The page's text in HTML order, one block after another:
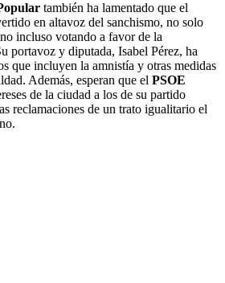
también ha lamentado que el
en altavoz del sanchismo, no solo
incluso votando a favor de la
portavoz y diputada, Isabel Pérez, ha
que incluyen la amnistía y otras medidas
Además, esperan que el PSOE
de la ciudad a los de su partido
reclamaciones de un trato igualitario el